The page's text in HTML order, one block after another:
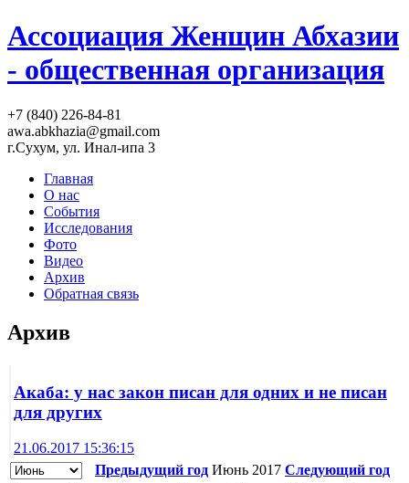
Ассоциация Женщин Абхазии
- общественная организация
+7 (840) 226-84-81
awa.abkhazia@gmail.com
г.Сухум, ул. Инал-ипа 3
Главная
О нас
События
Исследования
Фото
Видео
Архив
Обратная связь
Архив
Акаба: у нас закон писан для одних и не писан
для других
21.06.2017 15:36:15
Предыдущий год Июнь 2017 Следующий год